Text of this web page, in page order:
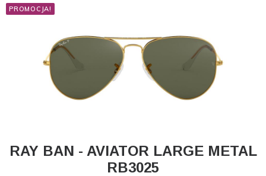
PROMOCJA!
DODAJ DO KOSZYKA
RAY BAN - AVIATOR LARGE METAL
RB3025